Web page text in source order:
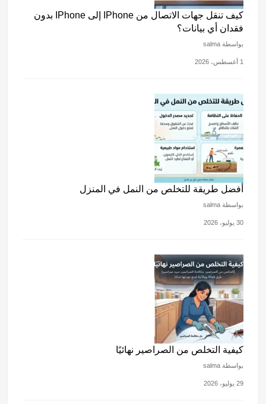
كيف تنقل جهات الاتصال من IPhone إلى IPhone بدون
فقدان أي بيانات؟
بواسطة salma
1 أغسطس، 2026
أفضل طريقة للتخلص من النمل في المنزل
بواسطة salma
30 يوليو، 2026
كيفية التخلص من الصراصير نهائيًا
بواسطة salma
29 يوليو، 2026